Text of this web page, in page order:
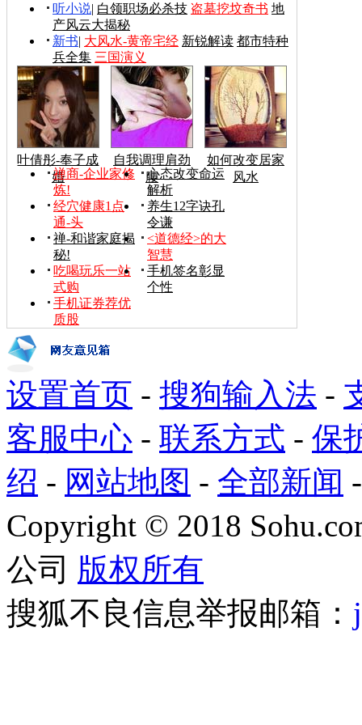
听小说| 白领职场必杀技 盗墓挖坟奇书 地
产风云大揭秘
新书| 大风水-黄帝宅经 新锐解读 都市特种
兵全集 三国演义
叶倩彤-奉子成
婚
自我调理肩劲
腰
如何改变居家
风水
禅商-企业家修
炼!
心态改变命运
解析
经穴健康1点
通-头
养生12字诀孔
令谦
禅-和谐家庭揭
秘!
<道德经>的大
智慧
吃喝玩乐一站
式购
手机签名彰显
个性
手机证券荐优
质股
设置首页 - 搜狗输入法 -
客服中心 - 联系方式 - 保
绍 - 网站地图 - 全部新闻
Copyright © 2018
公司 版权所有
搜狐不良信息举报邮箱：